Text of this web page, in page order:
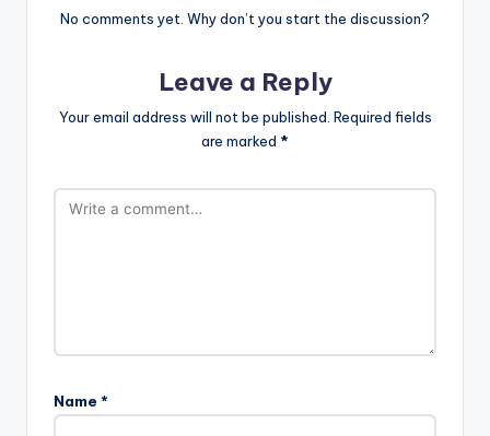
No comments yet. Why don’t you start the discussion?
Leave a Reply
Your email address will not be published. Required fields
are marked *
Name *